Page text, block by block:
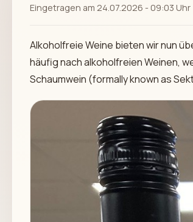
Eingetragen am 24.07.2026 - 09:03 Uhr
Alkoholfreie Weine bieten wir nun
häufig nach alkoholfreien Weinen,
Schaumwein (formally known as